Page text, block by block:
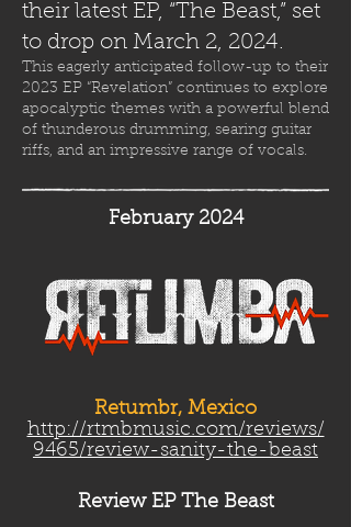
their latest EP, “The Beast,” set
to drop on March 2, 2024.
This eagerly anticipated follow-up to their
2023 EP “Revelation” continues to explore
apocalyptic themes with a powerful blend
of thunderous drumming, searing guitar
riffs, and an impressive range of vocals.
February 2024
Retumbr, Mexico
http://rtmbmusic.com/reviews/
9465/review-sanity-the-beast
Review EP The Beast